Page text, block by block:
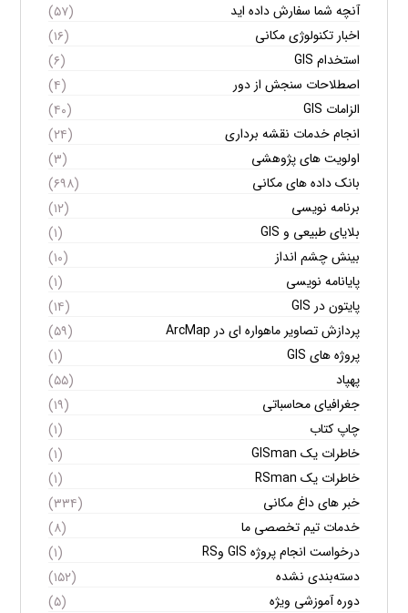
آنچه شما سفارش داده اید
(۵۷)
اخبار تکنولوژی مکانی
(۱۶)
استخدام GIS
(۶)
اصطلاحات سنجش از دور
(۴)
الزامات GIS
(۴۰)
انجام خدمات نقشه برداری
(۲۴)
اولویت های پژوهشی
(۳)
بانک داده های مکانی
(۶۹۸)
برنامه نویسی
(۱۲)
بلایای طبیعی و GIS
(۱)
بینش چشم انداز
(۱۰)
پایانامه نویسی
(۱)
پایتون در GIS
(۱۴)
پردازش تصاویر ماهواره ای در ArcMap
(۵۹)
پروژه های GIS
(۱)
پهپاد
(۵۵)
جغرافیای محاسباتی
(۱۹)
چاپ کتاب
(۱)
خاطرات یک GISman
(۱)
خاطرات یک RSman
(۱)
خبر های داغ مکانی
(۳۳۴)
خدمات تیم تخصصی ما
(۸)
درخواست انجام پروژه GIS وRS
(۱)
دسته‌بندی نشده
(۱۵۲)
دوره آموزشی ویژه
(۵)